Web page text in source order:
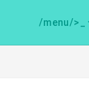
/menu/>